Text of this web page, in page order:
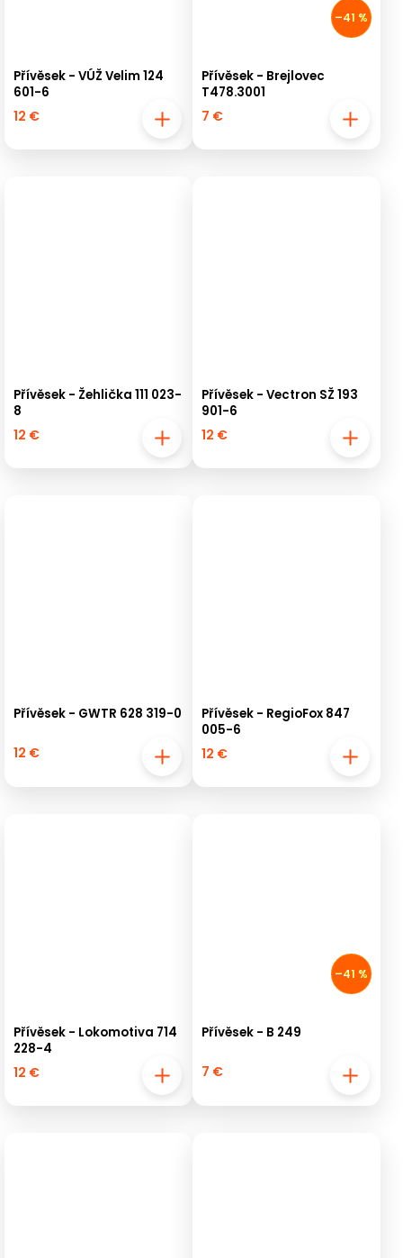
Přívěsek - VÚŽ Velim 124
601-6
12 €
–41 %
Přívěsek - Brejlovec
T478.3001
7 €
Přívěsek - Žehlička 111 023-
8
12 €
Přívěsek - Vectron SŽ 193
901-6
12 €
Přívěsek - GWTR 628 319-0
12 €
Přívěsek - RegioFox 847
005-6
12 €
Přívěsek - Lokomotiva 714
228-4
12 €
–41 %
Přívěsek - B 249
7 €